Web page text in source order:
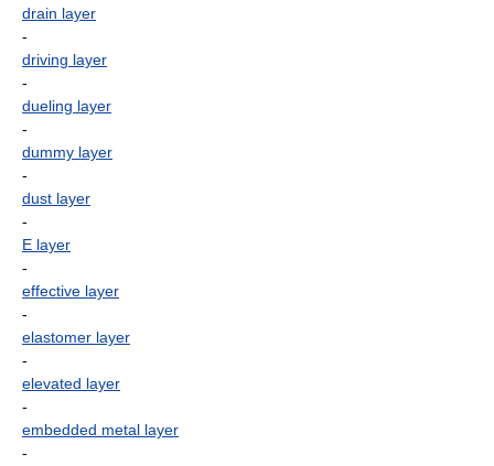
drain layer
-
driving layer
-
dueling layer
-
dummy layer
-
dust layer
-
E layer
-
effective layer
-
elastomer layer
-
elevated layer
-
embedded metal layer
-